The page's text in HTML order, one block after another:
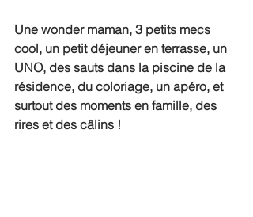
Une wonder maman, 3 petits mecs
cool, un petit déjeuner en terrasse, un
UNO, des sauts dans la piscine de la
résidence, du coloriage, un apéro, et
surtout des moments en famille, des
rires et des câlins !